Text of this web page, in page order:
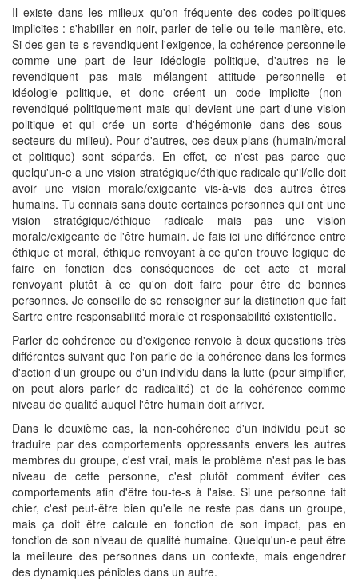
Il existe dans les milieux qu'on fréquente des codes politiques
implicites : s'habiller en noir, parler de telle ou telle manière, etc.
Si des gen-te-s revendiquent l'exigence, la cohérence personnelle
comme une part de leur idéologie politique, d'autres ne le
revendiquent pas mais mélangent attitude personnelle et
idéologie politique, et donc créent un code implicite (non-
revendiqué politiquement mais qui devient une part d'une vision
politique et qui crée un sorte d'hégémonie dans des sous-
secteurs du milieu). Pour d'autres, ces deux plans (humain/moral
et politique) sont séparés. En effet, ce n'est pas parce que
quelqu'un-e a une vision stratégique/éthique radicale qu'il/elle doit
avoir une vision morale/exigeante vis-à-vis des autres êtres
humains. Tu connais sans doute certaines personnes qui ont une
vision stratégique/éthique radicale mais pas une vision
morale/exigeante de l'être humain. Je fais ici une différence entre
éthique et moral, éthique renvoyant à ce qu'on trouve logique de
faire en fonction des conséquences de cet acte et moral
renvoyant plutôt à ce qu'on doit faire pour être de bonnes
personnes. Je conseille de se renseigner sur la distinction que fait
Sartre entre responsabilité morale et responsabilité existentielle.
Parler de cohérence ou d'exigence renvoie à deux questions très
différentes suivant que l'on parle de la cohérence dans les formes
d'action d'un groupe ou d'un individu dans la lutte (pour simplifier,
on peut alors parler de radicalité) et de la cohérence comme
niveau de qualité auquel l'être humain doit arriver.
Dans le deuxième cas, la non-cohérence d'un individu peut se
traduire par des comportements oppressants envers les autres
membres du groupe, c'est vrai, mais le problème n'est pas le bas
niveau de cette personne, c'est plutôt comment éviter ces
comportements afin d'être tou-te-s à l'aise. Si une personne fait
chier, c'est peut-être bien qu'elle ne reste pas dans un groupe,
mais ça doit être calculé en fonction de son impact, pas en
fonction de son niveau de qualité humaine. Quelqu'un-e peut être
la meilleure des personnes dans un contexte, mais engendrer
des dynamiques pénibles dans un autre.